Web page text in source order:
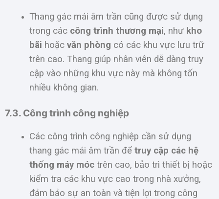
Thang gác mái âm trần cũng được sử dụng
trong các công trình thương mại, như kho
bãi hoặc văn phòng có các khu vực lưu trữ
trên cao. Thang giúp nhân viên dễ dàng truy
cập vào những khu vực này mà không tốn
nhiều không gian.
7.3. Công trình công nghiệp
Các công trình công nghiệp cần sử dụng
thang gác mái âm trần để truy cập các hệ
thống máy móc trên cao, bảo trì thiết bị hoặc
kiểm tra các khu vực cao trong nhà xưởng,
đảm bảo sự an toàn và tiện lợi trong công